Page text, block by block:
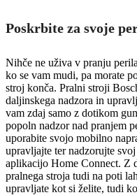
Poskrbite za svoje
Nihče ne uživa v pranju
ko se vam mudi, pa morate
stroj konča. Pralni stroji
daljinskega nadzora in
vam zdaj samo z dotikom
popoln nadzor nad pranjem
uporabite svojo mobilno
upravljajte ter nadzorujte
aplikacijo Home Connect. Z
pralnega stroja tudi na poti
upravljate kot si želite, tudi